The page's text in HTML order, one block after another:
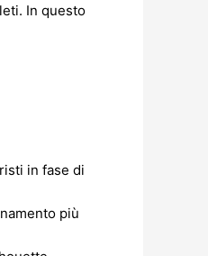
In questo
in fase di
più